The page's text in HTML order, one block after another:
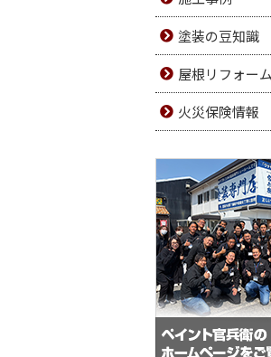
塗装の豆知識
屋根リフォーム
火災保険情報